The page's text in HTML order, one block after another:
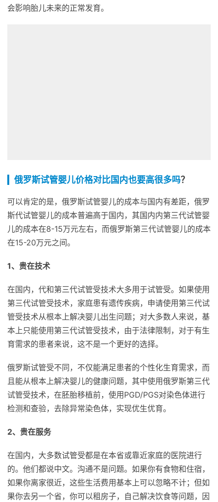
会影响胎儿未来的正常发育。
俄罗斯试管婴儿价格对比国内也要高很多吗？
可以肯定的是，俄罗斯试管婴儿的成本与国内有差距，俄罗
斯代试管婴儿的成本普遍高于国内，其国内内第三代试管婴
儿的成本在8-15万元左右，而俄罗斯第三代试管婴儿的成本
在15-20万元之间。
1、贵在技术
在国内，代和第三代试管受技术大多用于试管受。如果使用
第三代试管受技术，家庭患有遗传疾病，申请使用第三代试
管受技术从根本上解决婴儿出生问题；对大多数人来说，基
本上只能使用第三代试管受技术，由于法律限制，对于有生
育需求的患者来说，这不是一个更好的选择。
俄罗斯试管受不同，不仅能满足患者的个性化生育需求，而
且能从根本上解决婴儿的健康问题，其中使用俄罗斯第三代
试管受技术，在胚胎移植前，使用PGD/PGS对染色体进行
检测和查验，去除异常染色体，实现优生优育。
2、贵在服务
在国内，大多数试管受都是在本省或靠近家庭的医院进行
的。他们都说中文。沟通不是问题。如果你有食物和住宿，
如果你离家很近，这些生活费用基本上可以忽略不计；但如
果你去另一个省，你可以租房子，自己解决饮食等问题，因